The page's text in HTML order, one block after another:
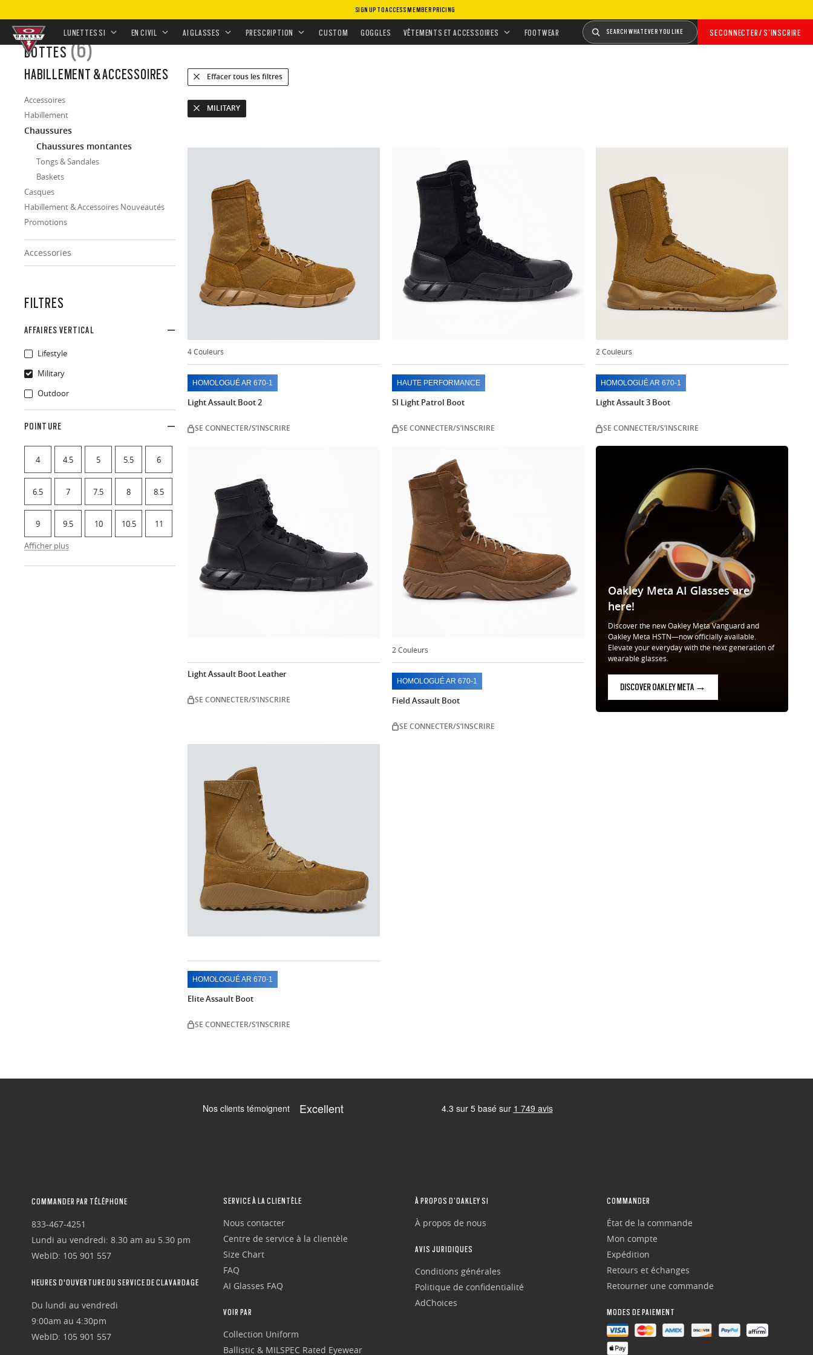
SIGN UP TO ACCESS MEMBER PRICING
Skip to
content
SE CONNECTER / S’INSCRIRE
SEARCH WHATEVER YOU LIKE
LUNETTES SI EN CIVIL AI GLASSES PRESCRIPTION CUSTOM GOGGLES VÊTEMENTS ET ACCESSOIRES FOOTWEAR
ACCUEIL/HABILLEMENT & ACCESSOIRES/CHAUSSURES/CHAUSSURES MONTANTES
BOTTES (6)
HABILLEMENT & ACCESSOIRES
Accessoires
Habillement
Chaussures
Chaussures montantes
Tongs & Sandales
Baskets
Casques
Habillement & Accessoires Nouveautés
Promotions
Accessories
FILTRES
AFFAIRES VERTICAL
Lifestyle
Military
Outdoor
POINTURE
4 4.5 5 5.5 6
6.5 7 7.5 8 8.5
9 9.5 10 10.5
11
Afficher plus
Effacer tous les filtres
MILITARY
4 Couleurs
HOMOLOGUÉ AR 670-1
Light Assault Boot 2
SE CONNECTER/S’INSCRIRE
HAUTE PERFORMANCE
SI Light Patrol Boot
SE CONNECTER/S’INSCRIRE
2 Couleurs
HOMOLOGUÉ AR 670-1
Light Assault 3 Boot
SE CONNECTER/S’INSCRIRE
Light Assault Boot Leather
SE CONNECTER/S’INSCRIRE
2 Couleurs
HOMOLOGUÉ AR 670-1
Field Assault Boot
SE CONNECTER/S’INSCRIRE
Oakley Meta AI Glasses are
here!
Discover the new Oakley Meta Vanguard and
Oakley Meta HSTN—now officially available.
Elevate your everyday with the next generation of
wearable glasses.
DISCOVER OAKLEY META →
HOMOLOGUÉ AR 670-1
Elite Assault Boot
SE CONNECTER/S’INSCRIRE
COMMANDER PAR TÉLÉPHONE
833-467-4251
Lundi au vendredi: 8.30 am au 5.30 pm
WebID: 105 901 557
HEURES D'OUVERTURE DU SERVICE DE CLAVARDAGE
Du lundi au vendredi
9:00am au 4:30pm
WebID: 105 901 557
SERVICE À LA CLIENTÈLE
Nous contacter
Centre de service à la clientèle
Size Chart
FAQ
AI Glasses FAQ
VOIR PAR
Collection Uniform
Ballistic & MILSPEC Rated Eyewear
À PROPOS D’OAKLEY SI
À propos de nous
AVIS JURIDIQUES
Conditions générales
Politique de confidentialité
AdChoices
COMMANDER
État de la commande
Mon compte
Expédition
Retours et échanges
Retourner une commande
MODES DE PAIEMENT